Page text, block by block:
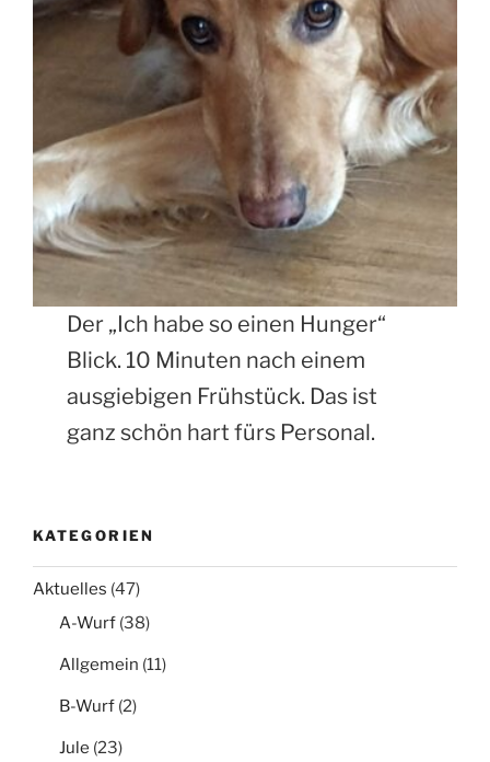
Der „Ich habe so einen Hunger“
Blick. 10 Minuten nach einem
ausgiebigen Frühstück. Das ist
ganz schön hart fürs Personal.
KATEGORIEN
Aktuelles (47)
A-Wurf (38)
Allgemein (11)
B-Wurf (2)
Jule (23)